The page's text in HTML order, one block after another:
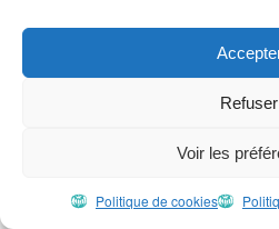
Refuser
Voir les
Politique de cookies
13 mars 2010 •
Il ne me reste officiellement plus
départ. Le stress commence
surcharger de travail. Les